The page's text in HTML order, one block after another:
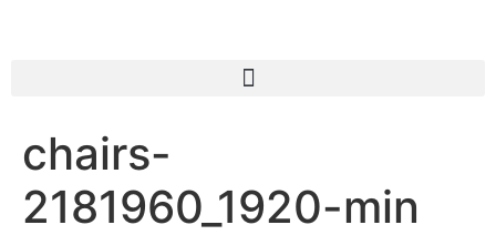
chairs-
2181960_1920-min